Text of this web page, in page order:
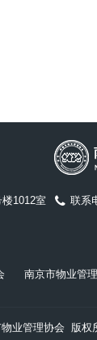
1012室 联系
南京市物业管
业管理协会 版权